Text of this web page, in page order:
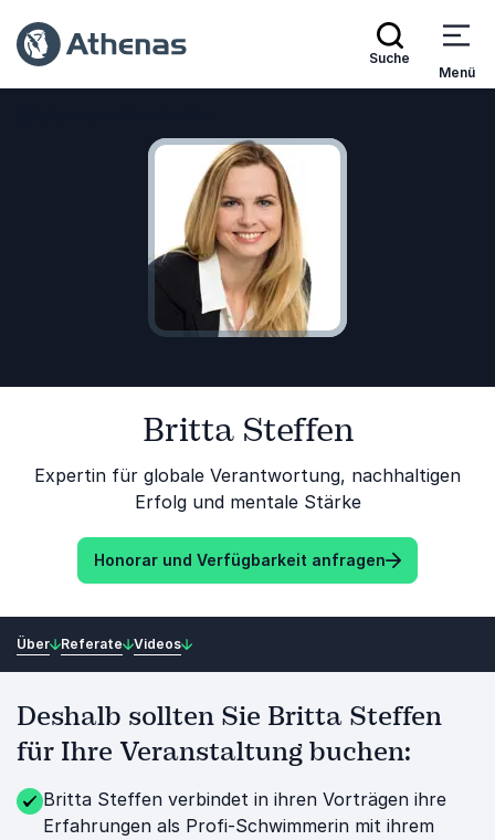
Suche
Menü
Britta Steffen
Expertin für globale Verantwortung, nachhaltigen
Erfolg und mentale Stärke
Honorar und Verfügbarkeit anfragen
Über Referate Videos
Deshalb sollten Sie Britta Steffen
für Ihre Veranstaltung buchen:
Britta Steffen verbindet in ihren Vorträgen ihre
Erfahrungen als Profi-Schwimmerin mit ihrem